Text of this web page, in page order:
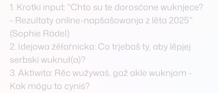
1. Krotki input: "Chto su te dorosćone wuknjece?
- Rezultaty online-napšašowanja z lěta 2025"
(Sophie Rädel)
2. Idejowa źěłaŕnicka: Co trjebaš ty, aby lěpjej
serbski wuknuł(a)?
3. Aktiwita: Rěc wužywaś, gaž akle wuknjom -
Kak mógu to cyniś?